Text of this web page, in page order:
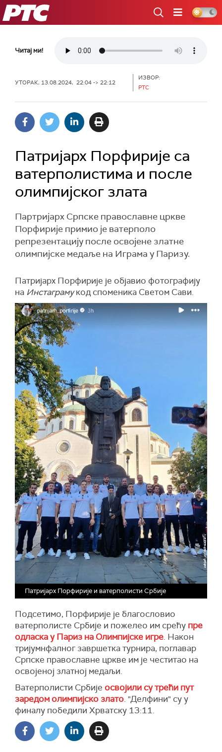
РТС
Читај ми!
УТОРАК, 13.08.2024, 22:04 -> 22:12
ИЗВОР:
РТС
Патријарх Порфирије са
ватерполистима и после
олимпијског злата
Партријарх Српске православне цркве
Порфирије примио је ватерполо
репрезентацију после освојене златне
олимпијске медаље на Играма у Паризу.
Патријарх Порфирије је објавио фотографију
на Инстаграмукод споменика Светом Сави.
Патријарх Порфирије и ватерполисти Србије
Подсетимо, Порфирије је благословио
ватерполисте Србије и пожелео им срећу пре
одласка у Париз на Олимпијске игре. Након
тријумнфалног завршетка турнира, поглавар
Српске православне цркве им је честитао на
освојеној златној медаљи.
Ватерполисти Србије освојили су трећи пут
заредом олимпијско злато. "Делфини" су у
финалу победили Хрватску 13:11.